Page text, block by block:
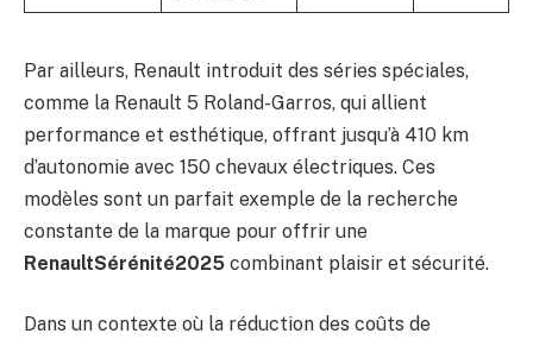
Par ailleurs, Renault introduit des séries spéciales,
comme la Renault 5 Roland-Garros, qui allient
performance et esthétique, offrant jusqu’à 410 km
d’autonomie avec 150 chevaux électriques. Ces
modèles sont un parfait exemple de la recherche
constante de la marque pour offrir une
RenaultSérénité2025 combinant plaisir et sécurité.
Dans un contexte où la réduction des coûts de